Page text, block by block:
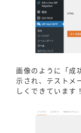
画像のように「成
示され、テストメ
しくできています！